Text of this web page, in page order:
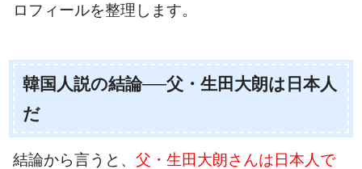
ロフィールを整理します。
韓国人説の結論──父・生田大朗は日本人
だ
結論から言うと、 父・生田大朗さんは日本人で